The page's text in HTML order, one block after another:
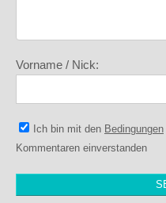
Vorname / Nick:
Ich bin mit den Bedingungen
Kommentaren einverstanden